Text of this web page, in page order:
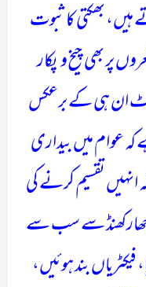
بھکتی کا ثبوت
پر بھی چیخ و پکار
ان ہی کے برعکس
عوام میں بیداری
تقسیم کرنے کی
سے سب سے
بند ہوئیں،